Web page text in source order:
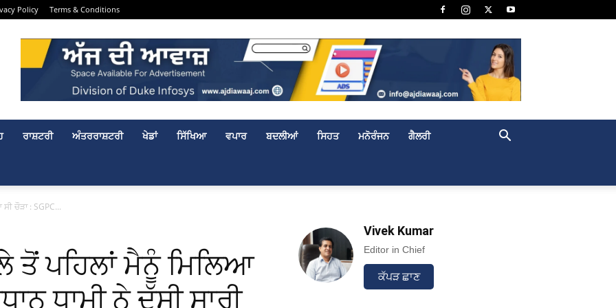
Policy Terms & Conditions
ਰਾਸ਼ਟਰੀ ਅੰਤਰਰਾਸ਼ਟਰੀ ਖੇਡਾਂ ਸਿੱਖਿਆ ਵਪਾਰ ਬਦਲੀਆਂ ਸਿਹਤ ਮਨੋਰੰਜਨ ਗੈਲਰੀ
ਚੌੜਾ : SGPC...
ਤੋਂ ਪਹਿਲਾਂ ਮੈਨੂੰ ਮਿਲਿਆ
ਧਾਮੀ ਨੇ ਦੱਸੀ ਸਾਰੀ
Vivek Kumar
Editor in Chief
ਕੱਪੜ ਛਾਣ